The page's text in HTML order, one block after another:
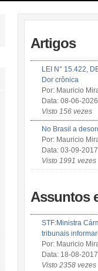
Artigos
LEI N° 15.422,
Dor crônica
Por: Mauricio
Data: 08-06-2026
Visto 156 vezes
No Brasil a
Por: Mauricio
Data: 03-09-2017
Visto 1991 vezes
Assuntos
STF:Ministra
tribunais
Por: Mauricio
Data: 18-08-2017
Visto 2358 vezes